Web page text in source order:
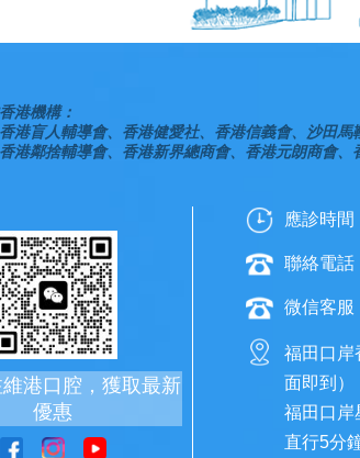
港機構：
港盲人輔導會、香港健愛社、香港信義會、沙田
港鄰捨輔導會、香港新界總商會、香港元朗商會、
港口腔，獲取最新
優惠
應診時間
聯絡電話
微信客服
福田口岸
面即到）
福田口岸
直行5分